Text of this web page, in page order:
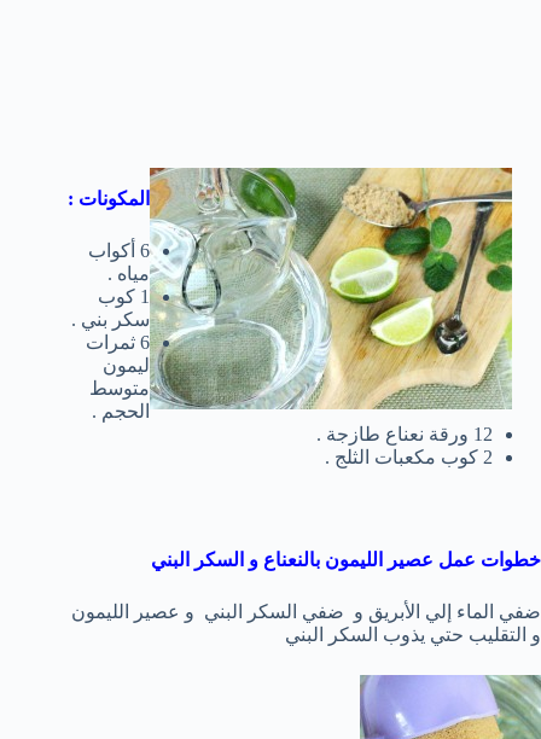
المكونات :
6 أكواب
مياه .
1 كوب
سكر بني .
6 ثمرات
ليمون
متوسط
الحجم .
12 ورقة نعناع طازجة .
2 كوب مكعبات الثلج .
خطوات عمل عصير الليمون بالنعناع و السكر البني
ضفي الماء إلي الأبريق و ضفي السكر البني و عصير الليمون
و التقليب حتي يذوب السكر البني